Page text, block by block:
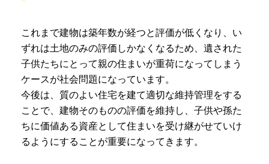
これまで建物は築年数が経つと評価が低くなり、い
ずれは土地のみの評価しかなくなるため、遺された
子供たちにとって親の住まいが重荷になってしまう
ケースが社会問題になっています。
今後は、質のよい住宅を建て適切な維持管理をする
ことで、建物そのものの評価を維持し、子供や孫た
ちに価値ある資産として住まいを受け継がせていけ
るようにすることが重要になってきます。